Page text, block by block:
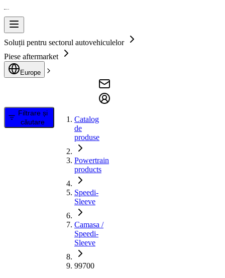
Soluții pentru sectorul autovehiculelor
Piese aftermarket
Europe
Filtrare și
căutare
Catalog
de
produse
Powertrain
products
Speedi-
Sleeve
Camasa /
Speedi-
Sleeve
99700